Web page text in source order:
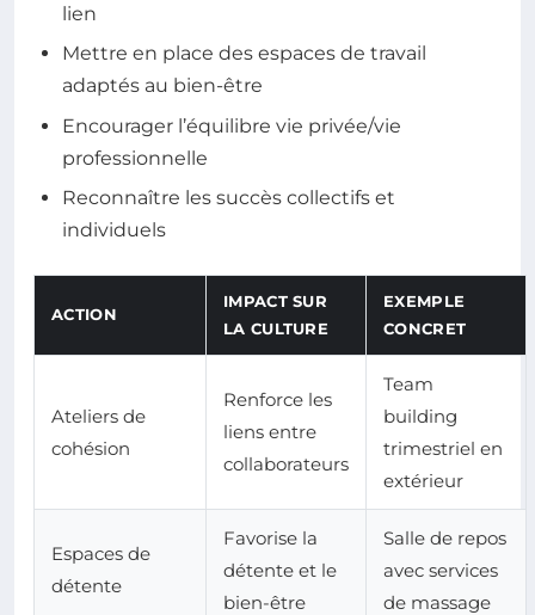
lien
Mettre en place des espaces de travail
adaptés au bien-être
Encourager l’équilibre vie privée/vie
professionnelle
Reconnaître les succès collectifs et
individuels
ACTION
IMPACT SUR
LA CULTURE
EXEMPLE
CONCRET
Ateliers de
cohésion
Renforce les
liens entre
collaborateurs
Team
building
trimestriel en
extérieur
Espaces de
détente
Favorise la
détente et le
bien-être
Salle de repos
avec services
de massage